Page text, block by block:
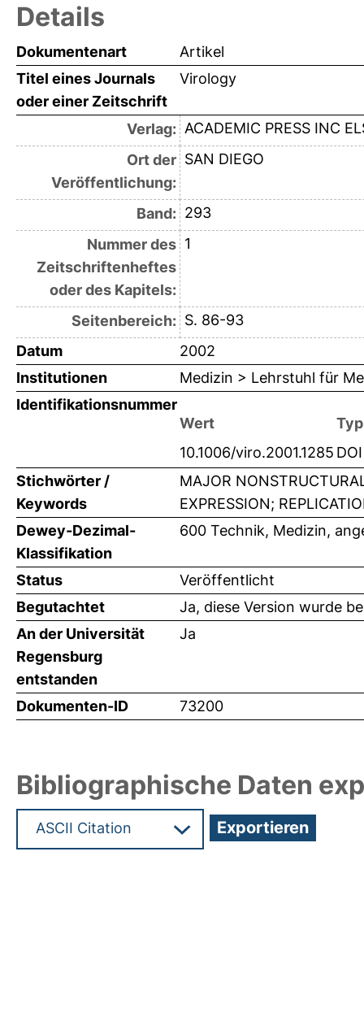
Details
Dokumentenart
Artikel
Titel eines Journals
oder einer Zeitschrift
Virology
Verlag: ACADEMIC PRESS INC
Ort der
Veröffentlichung:
SAN DIEGO
Band: 293
Nummer des
Zeitschriftenheftes
oder des Kapitels:
1
Seitenbereich: S. 86-93
Datum
2002
Institutionen
Medizin > Lehrstuhl für
Identifikationsnummer
Wert
Typ
10.1006/viro.2001.1285 DOI
Stichwörter /
Keywords
MAJOR
EXPRESSION;
Dewey-Dezimal-
Klassifikation
600 Technik, Medizin,
Status
Veröffentlicht
Begutachtet
Ja, diese Version wurde
An der Universität
Regensburg
entstanden
Ja
Dokumenten-ID 73200
Bibliographische Daten